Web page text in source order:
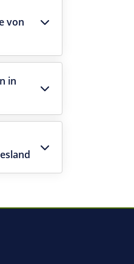
von
in